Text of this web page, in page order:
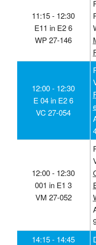
11:15 ‑ 12:30
E11 in E2 6
WP 27-146
12:00 ‑ 12:30
E 04 in E2 6
VC 27-054
12:00 ‑ 12:30
001 in E1 3
VM 27-052
14:15 ‑ 14:45